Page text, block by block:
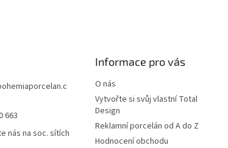
663
nás na soc. sítích
Informace pro vás
O nás
Vytvořte si svůj vlastní Total
Design
Reklamní porcelán od A do Z
Hodnocení obchodu